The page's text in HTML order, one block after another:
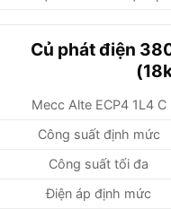
Củ phát điện
Mecc Alte ECP4 1L4 C
Công suất định mức
Công suất tối đa
Điện áp định mức